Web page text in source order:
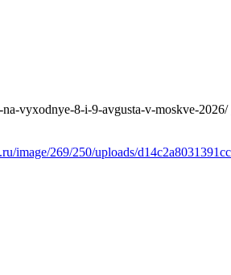
vyxodnye-8-i-9-avgusta-v-moskve-2026/
image/269/250/uploads/